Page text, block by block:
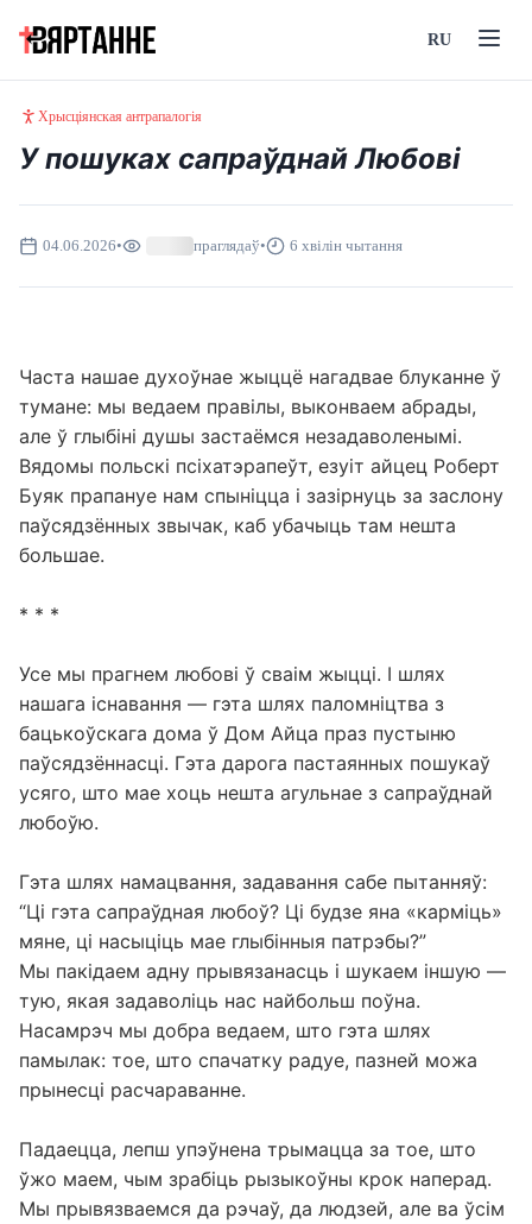
RU
Хрысціянская антрапалогія
У пошуках сапраўднай Любові
04.06.2026• праглядаў• 6 хвілін чытання
Часта нашае духоўнае жыццё нагадвае блуканне ў
тумане: мы ведаем правілы, выконваем абрады,
але ў глыбіні душы застаёмся незадаволенымі.
Вядомы польскі псіхатэрапеўт, езуіт айцец Роберт
Буяк прапануе нам спыніцца і зазірнуць за заслону
паўсядзённых звычак, каб убачыць там нешта
большае.
* * *
Усе мы прагнем любові ў сваім жыцці. І шлях
нашага існавання — гэта шлях паломніцтва з
бацькоўскага дома ў Дом Айца праз пустыню
паўсядзённасці. Гэта дарога пастаянных пошукаў
усяго, што мае хоць нешта агульнае з сапраўднай
любоўю.
Гэта шлях намацвання, задавання сабе пытанняў:
“Ці гэта сапраўдная любоў? Ці будзе яна «карміць»
мяне, ці насыціць мае глыбінныя патрэбы?”
Мы пакідаем адну прывязанасць і шукаем іншую —
тую, якая задаволіць нас найбольш поўна.
Насамрэч мы добра ведаем, што гэта шлях
памылак: тое, што спачатку радуе, пазней можа
прынесці расчараванне.
Падаецца, лепш упэўнена трымацца за тое, што
ўжо маем, чым зрабіць рызыкоўны крок наперад.
Мы прывязваемся да рэчаў, да людзей, але ва ўсім